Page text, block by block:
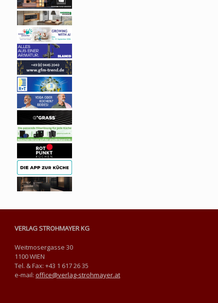
VERLAG STROHMAYER KG
Weitmosergasse 30
1100 WIEN
Tel. & Fax: +43 1 617 26 35
e-mail: office@verlag-strohmayer.at